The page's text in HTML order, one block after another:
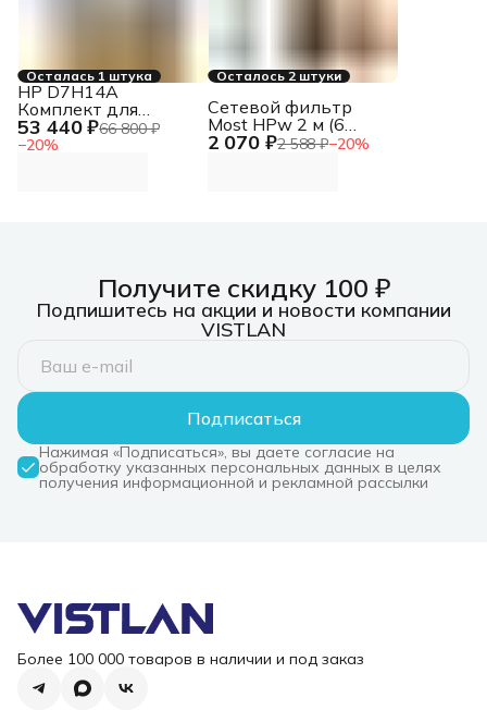
Осталась 1 штука
53 440 ₽66 800 ₽
−20%
HP D7H14A
Комплект для
обслуживания
Осталось 2 штуки
2 070 ₽2 588 ₽−20%
Сетевой фильтр
Most HPw 2 м (6
розеток) черный
Получите скидку 100 ₽
Подпишитесь на акции и новости компании
VISTLAN
Подписаться
Нажимая «Подписаться», вы даете согласие на
обработку указанных персональных данных в целях
получения информационной и рекламной рассылки
Более 100 000 товаров в наличии и под заказ